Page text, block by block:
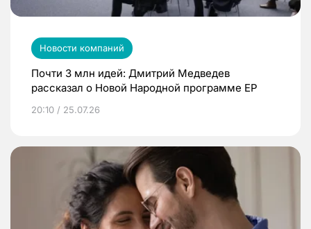
Новости компаний
Почти 3 млн идей: Дмитрий Медведев
рассказал о Новой Народной программе ЕР
20:10 / 25.07.26